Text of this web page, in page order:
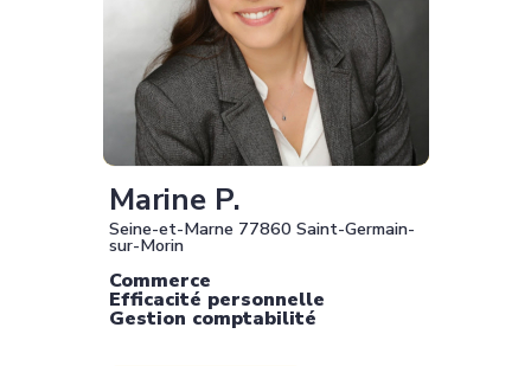
Marine P.
Seine-et-Marne 77860 Saint-Germain-
sur-Morin
Commerce
Efficacité personnelle
Gestion comptabilité